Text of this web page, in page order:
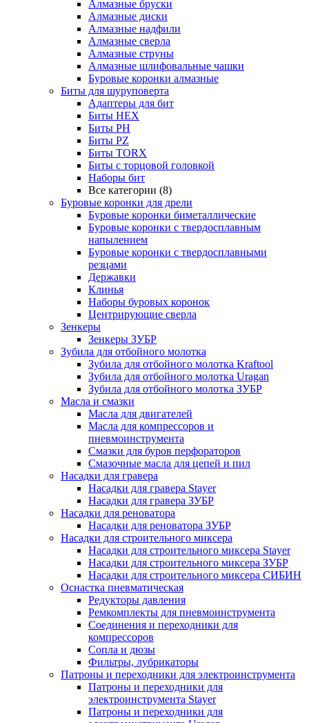
Алмазные бруски
Алмазные диски
Алмазные надфили
Алмазные сверла
Алмазные струны
Алмазные шлифовальные чашки
Буровые коронки алмазные
Биты для шуруповерта
Адаптеры для бит
Биты HEX
Биты PH
Биты PZ
Биты TORX
Биты с торцовой головкой
Наборы бит
Все категории (8)
Буровые коронки для дрели
Буровые коронки биметаллические
Буровые коронки с твердосплавным
напылением
Буровые коронки с твердосплавными
резцами
Державки
Клинья
Наборы буровых коронок
Центрирующие сверла
Зенкеры
Зенкеры ЗУБР
Зубила для отбойного молотка
Зубила для отбойного молотка Kraftool
Зубила для отбойного молотка Uragan
Зубила для отбойного молотка ЗУБР
Масла и смазки
Масла для двигателей
Масла для компрессоров и
пневмоинструмента
Смазки для буров перфораторов
Смазочные масла для цепей и пил
Насадки для гравера
Насадки для гравера Stayer
Насадки для гравера ЗУБР
Насадки для реноватора
Насадки для реноватора ЗУБР
Насадки для строительного миксера
Насадки для строительного миксера Stayer
Насадки для строительного миксера ЗУБР
Насадки для строительного миксера СИБИН
Оснастка пневматическая
Редукторы давления
Ремкомплекты для пневмоинструмента
Соединения и переходники для
компрессоров
Сопла и дюзы
Фильтры, лубрикаторы
Патроны и переходники для электроинструмента
Патроны и переходники для
электроинструмента Stayer
Патроны и переходники для